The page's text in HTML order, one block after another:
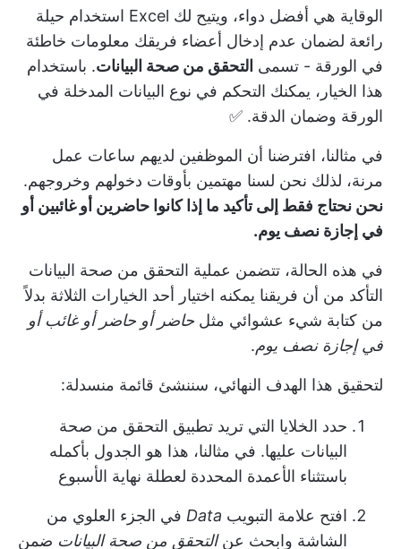
الوقاية هي أفضل دواء، ويتيح لك Excel استخدام حيلة
رائعة لضمان عدم إدخال أعضاء فريقك معلومات خاطئة
في الورقة - تسمى التحقق من صحة البيانات. باستخدام
هذا الخيار، يمكنك التحكم في نوع البيانات المدخلة في
الورقة وضمان الدقة. ✅
في مثالنا، افترضنا أن الموظفين لديهم ساعات عمل
مرنة، لذلك نحن لسنا مهتمين بأوقات دخولهم وخروجهم.
نحن نحتاج فقط إلى تأكيد ما إذا كانوا حاضرين أو غائبين أو
في إجازة نصف يوم.
في هذه الحالة، تتضمن عملية التحقق من صحة البيانات
التأكد من أن فريقنا يمكنه اختيار أحد الخيارات الثلاثة بدلاً
من كتابة شيء عشوائي مثل حاضر أو حاضر أو غائب أو
في إجازة نصف يوم.
لتحقيق هذا الهدف النهائي، سننشئ قائمة منسدلة:
حدد الخلايا التي تريد تطبيق التحقق من صحة
البيانات عليها. في مثالنا، هذا هو الجدول بأكمله
باستثناء الأعمدة المحددة لعطلة نهاية الأسبوع
افتح علامة التبويب Data في الجزء العلوي من
الشاشة وابحث عنالتحقق من صحة البيانات ضمن